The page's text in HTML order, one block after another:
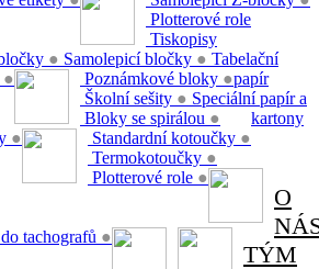
● Samolepicí bločky ●
● Poznámkové bloky ●
Školní sešity ●
Bloky se spirálou ●
●
Plotterové role
Standardní kotoučky ●
Termokotoučky ●
Plotterové role ●
Tiskopisy
tachografů ●
Tabelační
papír
Speciální papír a
kartony
O
TÝM